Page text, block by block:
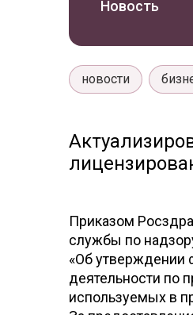
Новость
новости
Приказом
службы по
«Об утверждении
деятельности по
используемых в